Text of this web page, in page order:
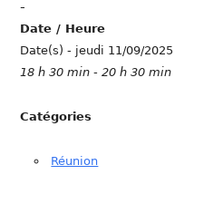
-
Date / Heure
Date(s) - jeudi 11/09/2025
18 h 30 min - 20 h 30 min
Catégories
Réunion